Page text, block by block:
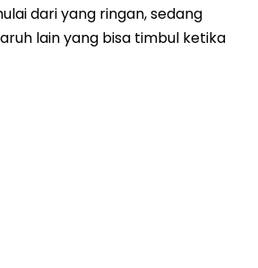
dari yang ringan, sedang
lain yang bisa timbul ketika